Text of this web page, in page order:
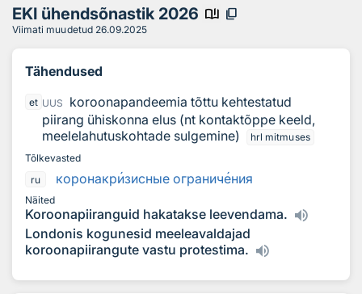
EKI ühendsõnastik 2026 book_ribbon content_copy
Viimati muudetud 26.09.2025
Tähendused
et UUS
koroonapandeemia tõttu kehtestatud
piirang ühiskonna elus (nt kontaktõppe keeld,
meelelahutuskohtade sulgemine)
hrl mitmuses
Tõlkevasted
ru
коронакризисные ограничения
Näited
Koroonapiiranguid hakatakse leevendama.
Londonis kogunesid meeleavaldajad
koroonapiirangute vastu protestima.